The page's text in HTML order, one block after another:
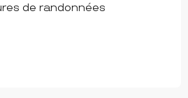
de randonnées